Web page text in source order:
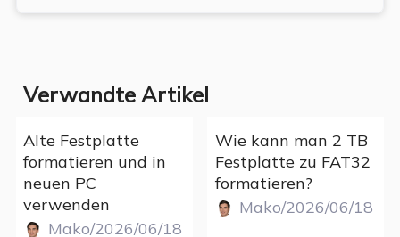
Verwandte Artikel
Alte Festplatte
formatieren und in
neuen PC
verwenden
Mako/2026/06/18
Wie kann man 2 TB
Festplatte zu FAT32
formatieren?
Mako/2026/06/18